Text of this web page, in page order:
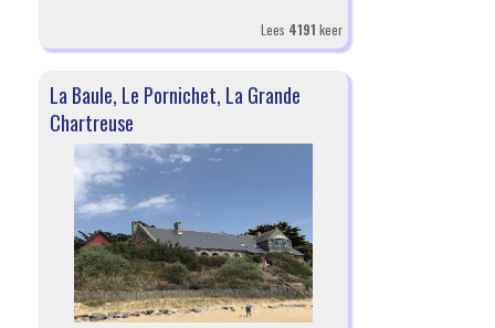
Lees 4191 keer
La Baule, Le Pornichet, La Grande
Chartreuse